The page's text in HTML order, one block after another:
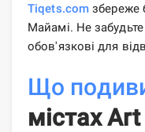
Tiqets.com збереже
Майамі. Не забудьте
обов'язкові для
Що
містах